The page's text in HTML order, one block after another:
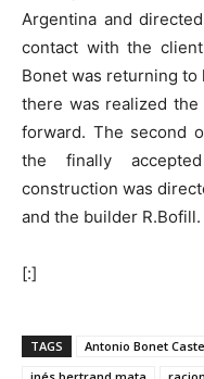
Argentina and
contact with the
Bonet was returning
there was realized
forward. The second
the finally
construction was
and the builder R.Bofill.
[:]
TAGS Antonio Bonet